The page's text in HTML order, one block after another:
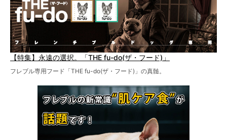
【特集】永遠の選択。「THE fu-do(ザ・フード)」
フレブル専用フード「THE fu-do(ザ・フード)」の真髄。